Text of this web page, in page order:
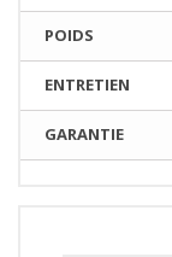
POIDS
ENTRETIEN
GARANTIE